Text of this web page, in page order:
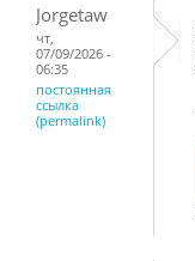
Jorgetaw
чт,
07/09/2026 -
06:35
постоянная
ссылка
(permalink)